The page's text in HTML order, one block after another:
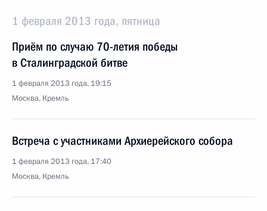
1 февраля 2013 года, пятница
Приём по случаю 70-летия победы
в Сталинградской битве
1 февраля 2013 года, 19:15
Москва, Кремль
Встреча с участниками Архиерейского собора
1 февраля 2013 года, 17:40
Москва, Кремль